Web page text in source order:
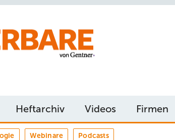
Heftarchiv Videos Firmen
Webinare Podcasts